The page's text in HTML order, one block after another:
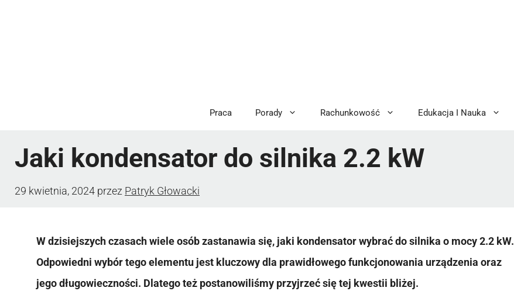
Praca Porady Rachunkowość Edukacja I Nauka
Jaki kondensator do silnika 2.2 kW
29 kwietnia, 2024 przez Patryk Głowacki
W dzisiejszych czasach wiele osób zastanawia się, jaki kondensator wybrać do silnika o mocy 2.2 kW.
Odpowiedni wybór tego elementu jest kluczowy dla prawidłowego funkcjonowania urządzenia oraz
jego długowieczności. Dlatego też postanowiliśmy przyjrzeć się tej kwestii bliżej.